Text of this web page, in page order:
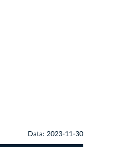
Data: 2023-11-30